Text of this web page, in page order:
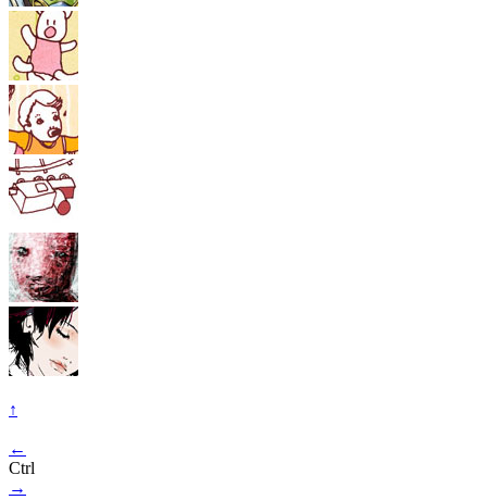
↑
←
Ctrl
→